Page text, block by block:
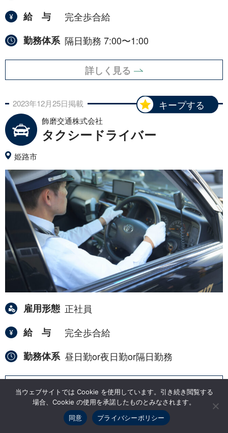
給与
完全歩合給
勤務体系 隔日勤務 7:00〜1:00
詳しく見る
キープする
2023年12月25日掲載
飾磨交通株式会社
タクシードライバー
姫路市
雇用形態 正社員
給与
完全歩合給
勤務体系 昼日勤or夜日勤or隔日勤務
詳しく見る
キープする
25日 掲載
当ウェブサイトでは Cookie を使用しています。引き続き閲覧する
場合、Cookie の使用を承諾したものとみなされます。
同意
プライバシーポリシー